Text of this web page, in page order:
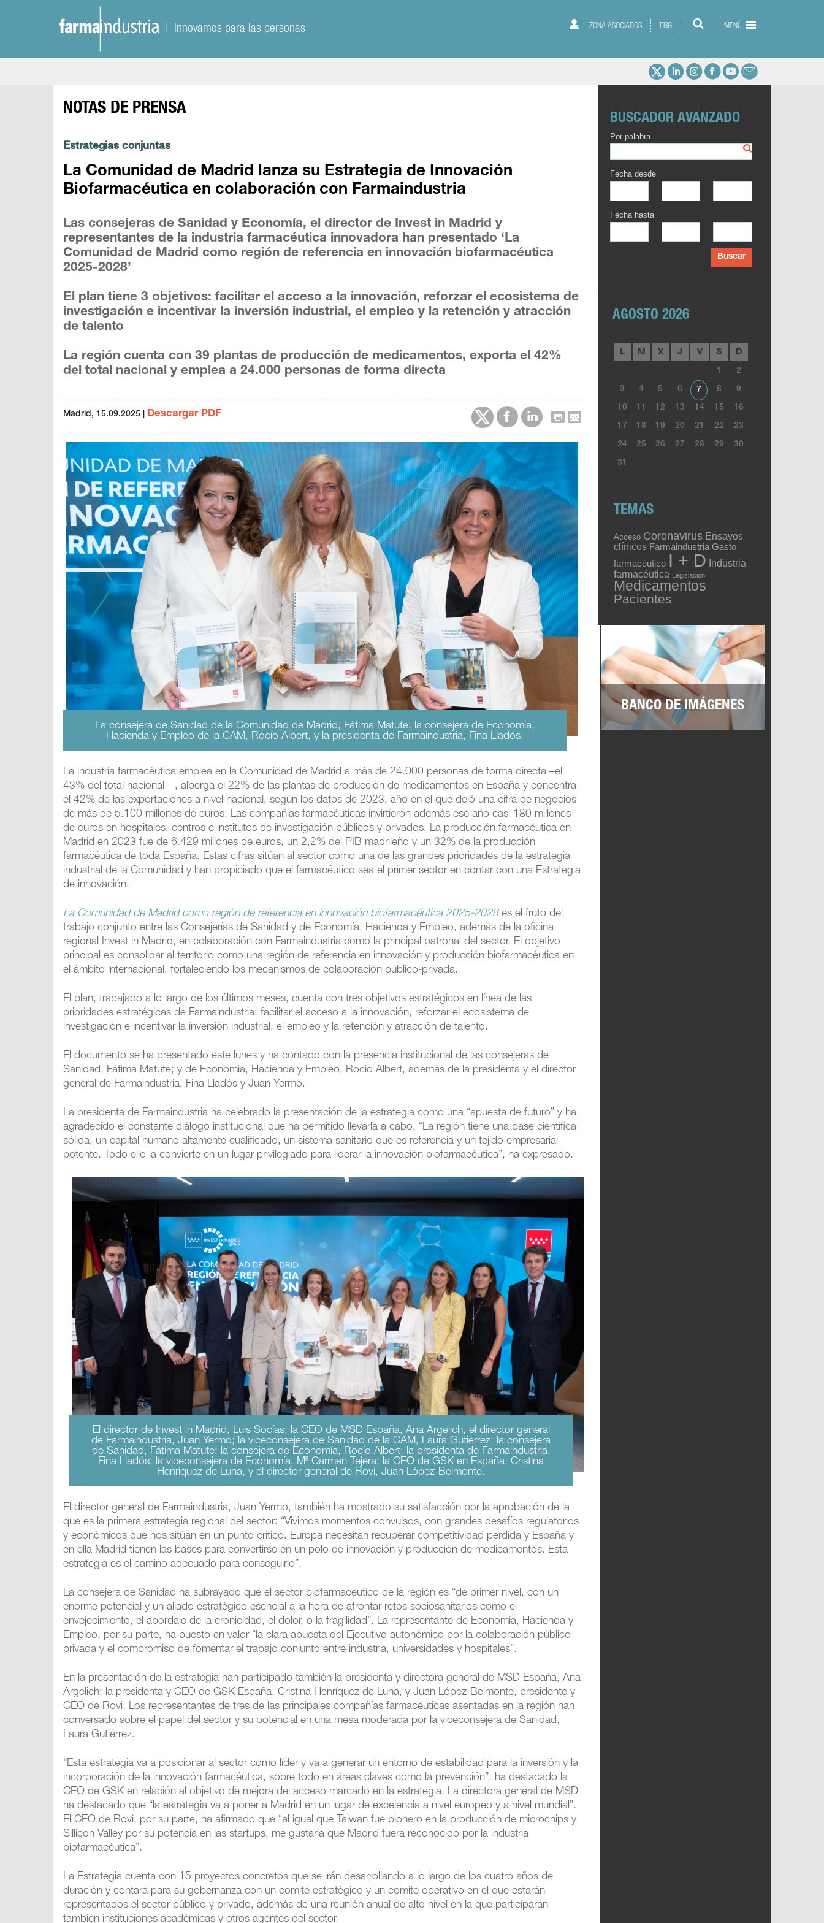
| Innovamos para las personas ZONA ASOCIADOS ENG MENÚ
NOTAS DE PRENSA
Estrategias conjuntas
La Comunidad de Madrid lanza su Estrategia de Innovación
Biofarmacéutica en colaboración con Farmaindustria
Las consejeras de Sanidad y Economía, el director de Invest in Madrid y
representantes de la industria farmacéutica innovadora han presentado ‘La
Comunidad de Madrid como región de referencia en innovación biofarmacéutica
2025-2028’
El plan tiene 3 objetivos: facilitar el acceso a la innovación, reforzar el ecosistema de
investigación e incentivar la inversión industrial, el empleo y la retención y atracción
de talento
La región cuenta con 39 plantas de producción de medicamentos, exporta el 42%
del total nacional y emplea a 24.000 personas de forma directa
Madrid, 15.09.2025 Descargar PDF
La consejera de Sanidad de la Comunidad de Madrid, Fátima Matute; la consejera de Economía,
Hacienda y Empleo de la CAM, Rocío Albert, y la presidenta de Farmaindustria, Fina Lladós.
La industria farmacéutica emplea en la Comunidad de Madrid a más de 24.000 personas de forma directa –el
43% del total nacional—, alberga el 22% de las plantas de producción de medicamentos en España y concentra
el 42% de las exportaciones a nivel nacional, según los datos de 2023, año en el que dejó una cifra de negocios
de más de 5.100 millones de euros. Las compañías farmacéuticas invirtieron además ese año casi 180 millones
de euros en hospitales, centros e institutos de investigación públicos y privados. La producción farmacéutica en
Madrid en 2023 fue de 6.429 millones de euros, un 2,2% del PIB madrileño y un 32% de la producción
farmacéutica de toda España. Estas cifras sitúan al sector como una de las grandes prioridades de la estrategia
industrial de la Comunidad y han propiciado que el farmacéutico sea el primer sector en contar con una Estrategia
de innovación.
La Comunidad de Madrid como región de referencia en innovación biofarmacéutica 2025-2028es el fruto del
trabajo conjunto entre las Consejerías de Sanidad y de Economía, Hacienda y Empleo, además de la oficina
regional Invest in Madrid, en colaboración con Farmaindustria como la principal patronal del sector. El objetivo
principal es consolidar al territorio como una región de referencia en innovación y producción biofarmacéutica en
el ámbito internacional, fortaleciendo los mecanismos de colaboración público-privada.
El plan, trabajado a lo largo de los últimos meses, cuenta con tres objetivos estratégicos en línea de las
prioridades estratégicas de Farmaindustria: facilitar el acceso a la innovación, reforzar el ecosistema de
investigación e incentivar la inversión industrial, el empleo y la retención y atracción de talento.
El documento se ha presentado este lunes y ha contado con la presencia institucional de las consejeras de
Sanidad, Fátima Matute; y de Economía, Hacienda y Empleo, Rocío Albert, además de la presidenta y el director
general de Farmaindustria, Fina Lladós y Juan Yermo.
La presidenta de Farmaindustria ha celebrado la presentación de la estrategia como una “apuesta de futuro” y ha
agradecido el constante diálogo institucional que ha permitido llevarla a cabo. “La región tiene una base científica
sólida, un capital humano altamente cualificado, un sistema sanitario que es referencia y un tejido empresarial
potente. Todo ello la convierte en un lugar privilegiado para liderar la innovación biofarmacéutica”, ha expresado.
El director de Invest in Madrid, Luis Socías; la CEO de MSD España, Ana Argelich, el director general
de Farmaindustria, Juan Yermo; la viceconsejera de Sanidad de la CAM, Laura Gutiérrez; la consejera
de Sanidad, Fátima Matute; la consejera de Economía, Rocío Albert; la presidenta de Farmaindustria,
Fina Lladós; la viceconsejera de Economía, Mª Carmen Tejera; la CEO de GSK en España, Cristina
Henríquez de Luna, y el director general de Rovi, Juan López-Belmonte.
El director general de Farmaindustria, Juan Yermo, también ha mostrado su satisfacción por la aprobación de la
que es la primera estrategia regional del sector: “Vivimos momentos convulsos, con grandes desafíos regulatorios
y económicos que nos sitúan en un punto crítico. Europa necesitan recuperar competitividad perdida y España y
en ella Madrid tienen las bases para convertirse en un polo de innovación y producción de medicamentos. Esta
estrategia es el camino adecuado para conseguirlo”.
La consejera de Sanidad ha subrayado que el sector biofarmacéutico de la región es “de primer nivel, con un
enorme potencial y un aliado estratégico esencial a la hora de afrontar retos sociosanitarios como el
envejecimiento, el abordaje de la cronicidad, el dolor, o la fragilidad”. La representante de Economía, Hacienda y
Empleo, por su parte, ha puesto en valor “la clara apuesta del Ejecutivo autonómico por la colaboración público-
privada y el compromiso de fomentar el trabajo conjunto entre industria, universidades y hospitales”.
En la presentación de la estrategia han participado también la presidenta y directora general de MSD España, Ana
Argelich; la presidenta y CEO de GSK España, Cristina Henríquez de Luna, y Juan López-Belmonte, presidente y
CEO de Rovi. Los representantes de tres de las principales compañías farmacéuticas asentadas en la región han
conversado sobre el papel del sector y su potencial en una mesa moderada por la viceconsejera de Sanidad,
Laura Gutiérrez.
“Esta estrategia va a posicionar al sector como líder y va a generar un entorno de estabilidad para la inversión y la
incorporación de la innovación farmacéutica, sobre todo en áreas claves como la prevención”, ha destacado la
CEO de GSK en relación al objetivo de mejora del acceso marcado en la estrategia. La directora general de MSD
ha destacado que “la estrategia va a poner a Madrid en un lugar de excelencia a nivel europeo y a nivel mundial”.
El CEO de Rovi, por su parte, ha afirmado que “al igual que Taiwan fue pionero en la producción de microchips y
Sillicon Valley por su potencia en las startups, me gustaría que Madrid fuera reconocido por la industria
biofarmacéutica”.
La Estrategia cuenta con 15 proyectos concretos que se irán desarrollando a lo largo de los cuatro años de
duración y contará para su gobernanza con un comité estratégico y un comité operativo en el que estarán
representados el sector público y privado, además de una reunión anual de alto nivel en la que participarán
también instituciones académicas y otros agentes del sector.
BUSCADOR AVANZADO
Por palabra
Fecha desde
Fecha hasta
Buscar
AGOSTO 2026
L M X J V S D
1 2
3 4 5 6 7 8 9
10 11 12 13 14 15 16
17 18 19 20 21 22 23
24 25 26 27 28 29 30
31
TEMAS
Acceso Coronavirus Ensayos
clínicos Farmaindustria Gasto
farmacéutico I + D Industria
farmacéutica Legislación
Medicamentos
Pacientes
BANCO DE IMÁGENES